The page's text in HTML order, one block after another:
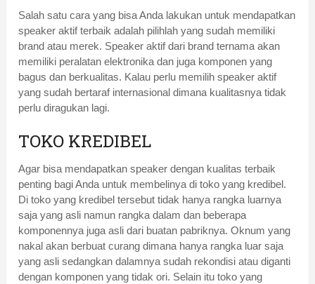
Salah satu cara yang bisa Anda lakukan untuk mendapatkan
speaker aktif terbaik adalah pilihlah yang sudah memiliki
brand atau merek. Speaker aktif dari brand ternama akan
memiliki peralatan elektronika dan juga komponen yang
bagus dan berkualitas. Kalau perlu memilih speaker aktif
yang sudah bertaraf internasional dimana kualitasnya tidak
perlu diragukan lagi.
TOKO KREDIBEL
Agar bisa mendapatkan speaker dengan kualitas terbaik
penting bagi Anda untuk membelinya di toko yang kredibel.
Di toko yang kredibel tersebut tidak hanya rangka luarnya
saja yang asli namun rangka dalam dan beberapa
komponennya juga asli dari buatan pabriknya. Oknum yang
nakal akan berbuat curang dimana hanya rangka luar saja
yang asli sedangkan dalamnya sudah rekondisi atau diganti
dengan komponen yang tidak ori. Selain itu toko yang